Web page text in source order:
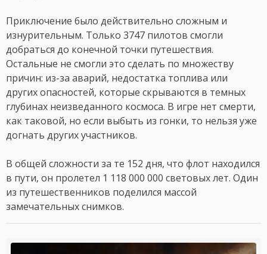
Приключение было действительно сложным и
изнурительным. Только 3747 пилотов смогли
добраться до конечной точки путешествия.
Остальные не смогли это сделать по множеству
причин: из-за аварий, недостатка топлива или
других опасностей, которые скрываются в темных
глубинах неизведанного космоса. В игре нет смерти,
как таковой, но если выбыть из гонки, то нельзя уже
догнать других участников.
В общей сложности за те 152 дня, что флот находился
в пути, он пролетел 1 118 000 000 световых лет. Один
из путешественников поделился массой
замечательных снимков.